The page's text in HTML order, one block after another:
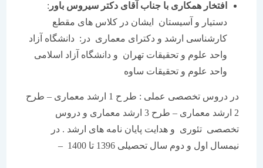
افتخار همکاری با جناب آقای دکتر سیروس باور:
دستیار و آسیستان ایشان در کلاس های مقطع
کارشناسی ارشد و دکترای معماری در: دانشگاه آزاد
واحد علوم و تحقیقات تهران و دانشگاه آزاد اسلامی
واحد علوم و تحقیقات ساوه
در دروس تخصصی عملی : طر ح 1 ارشد معماری – طرح
2 ارشد معماری – طرح 3 ارشد معماری و دروس
تخصصی تئوری و هدایت پایان نامه های ارشد . در
نیمسال اول و دوم سال تحصیلی 1396 تا 1400 –